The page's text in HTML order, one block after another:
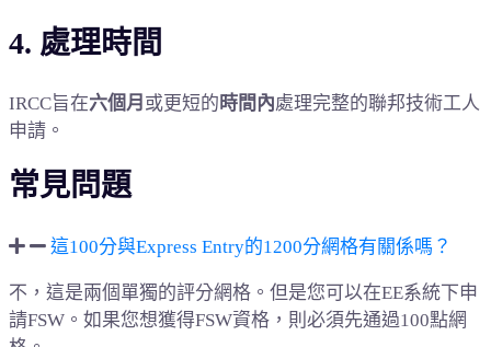
4. 處理時間
IRCC旨在六個月 或更短的 時間內處理完整的聯邦技術工人
申請 。
常見問題
這100分與Express Entry的1200分網格有關係嗎？
不，這是兩個單獨的評分網格。 但是您可以在EE系統下申
請FSW。 如果您想獲得FSW資格，則必須先通過100點網